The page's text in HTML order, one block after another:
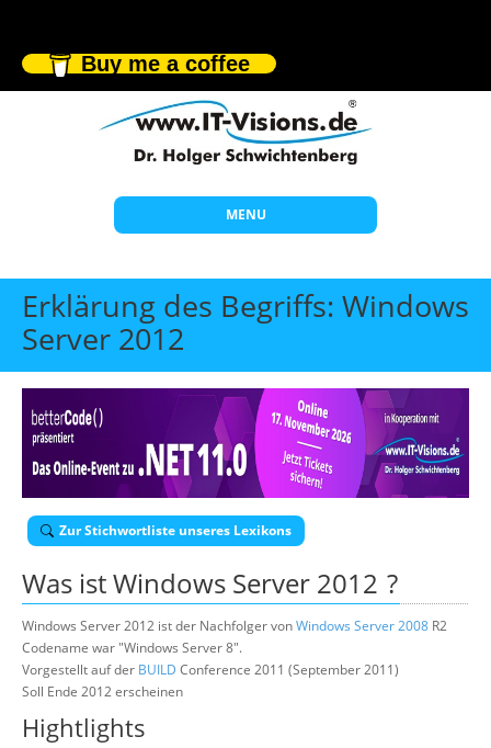
Buy me a coffee
MENU
Start
Themen
Individuelle Schulungen
Offene Seminare
Wissen
Über uns
Erklärung des Begriffs: Windows
Server 2012
Zur Stichwortliste unseres Lexikons
Was istWindows Server 2012 ?
Windows Server 2012 ist der Nachfolger vonWindows Server 2008 R2
Codename war "Windows Server 8".
Vorgestellt auf der BUILD Conference 2011 (September 2011)
Soll Ende 2012 erscheinen
Hightlights